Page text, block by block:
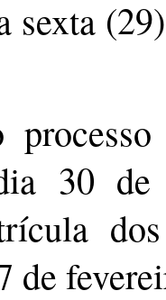
sexta
30
de